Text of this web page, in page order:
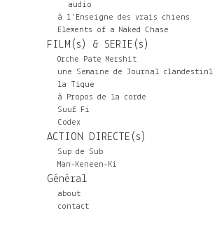
audio
à l'Enseigne des vrais chiens
Elements of a Naked Chase
FILM(s) & SERIE(s)
Orche Pate Mershit
une Semaine de Journal clandestin1
la Tique
à Propos de la corde
Suuf Fi
Codex
ACTION DIRECTE(s)
Sup de Sub
Man-Keneen-Ki
Général
about
contact